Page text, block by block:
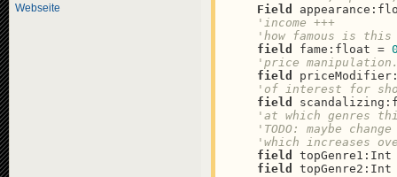
Webseite
Field
'income +++
'how famous is this
field
fame:float =
'price
field
'of interest for
field
'at which genres
'TODO: maybe
'which increases
field
field